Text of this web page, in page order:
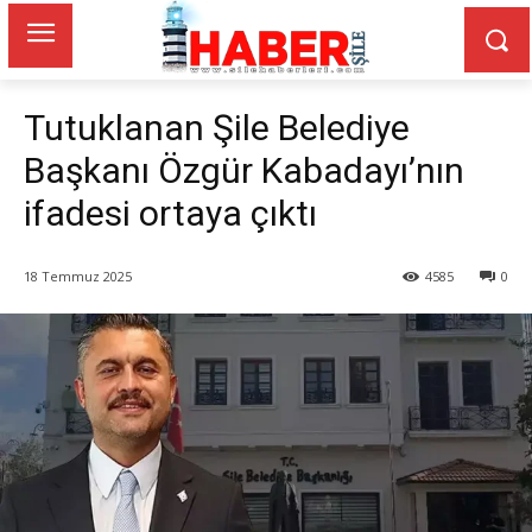
Tutuklanan Şile Belediye
Başkanı Özgür Kabadayı’nın
ifadesi ortaya çıktı
18 Temmuz 2025 0
4585